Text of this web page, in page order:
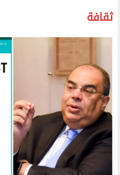
ثقافة